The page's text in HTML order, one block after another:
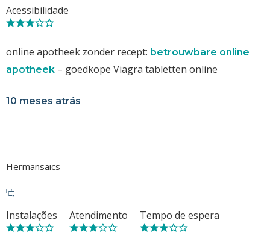
Acessibilidade
online apotheek zonder recept: betrouwbare online
apotheek – goedkope Viagra tabletten online
10 meses atrás
Hermansaics
Instalações Atendimento Tempo de espera